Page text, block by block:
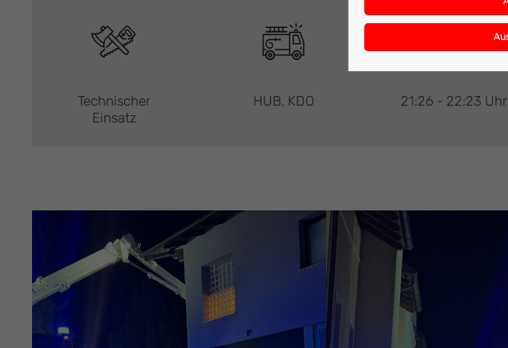
Technischer
Einsatz
HUB, KDO 21:26 - 22:23 Uhr